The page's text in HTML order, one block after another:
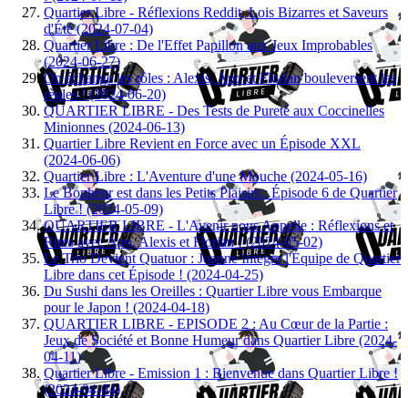
Quartier Libre - Réflexions Reddit, Lois Bizarres et Saveurs
d'Été (2024-07-04)
Quartier Libre : De l'Effet Papillon aux Jeux Improbables
(2024-06-27)
On échange les rôles : Alexis, Apo et Florian bouleversent les
règles ! (2024-06-20)
QUARTIER LIBRE - Des Tests de Pureté aux Coccinelles
Minionnes (2024-06-13)
Quartier Libre Revient en Force avec un Épisode XXL
(2024-06-06)
Quartier Libre : L'Aventure d'une Mouche (2024-05-16)
Le Bonheur est dans les Petits Plaisirs : Épisode 6 de Quartier
Libre ! (2024-05-09)
QUARTIER LIBRE - L'Avenir nous Appelle : Réflexions et
Rires avec Apo, Alexis et Florian ! (2024-05-02)
Le Trio Devient Quatuor : Joanne Intègre l'Équipe de Quartier
Libre dans cet Épisode ! (2024-04-25)
Du Sushi dans les Oreilles : Quartier Libre vous Embarque
pour le Japon ! (2024-04-18)
QUARTIER LIBRE - EPISODE 2 : Au Cœur de la Partie :
Jeux de Société et Bonne Humeur dans Quartier Libre (2024-
04-11)
Quartier Libre - Emission 1 : Bienvenue dans Quartier Libre !
(2024-04-04)